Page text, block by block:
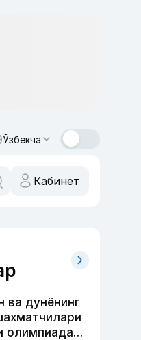
Ўзбекча
Кабинет
ва дунёнинг
олимпиадани